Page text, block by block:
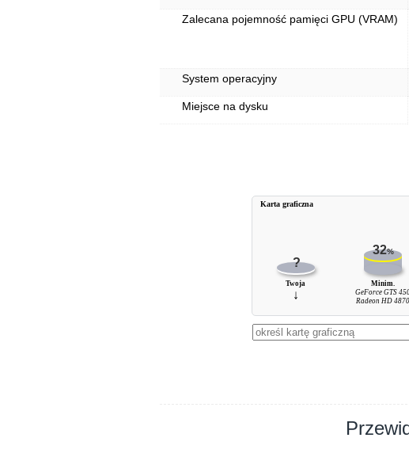
Zalecana pojemność pamięci GPU (VRAM)
System operacyjny
Miejsce na dysku
?
32%
Twoja
↓
Minim.
GeForce GTS
Radeon HD 4870
Karta graficzna